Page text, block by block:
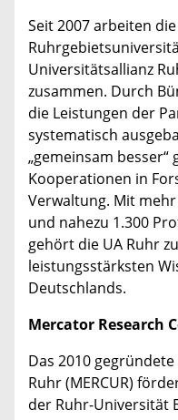
Seit 2007 arbeiten
Universitätsallianz
zusammen. Durch
die Leistungen der
systematisch
„gemeinsam
Kooperationen in
Verwaltung. Mit
und nahezu 1.300
gehört die UA Ruhr
leistungsstärksten
Deutschlands.
Mercator Research
Das 2010
Ruhr (MERCUR)
der Ruhr-Universität